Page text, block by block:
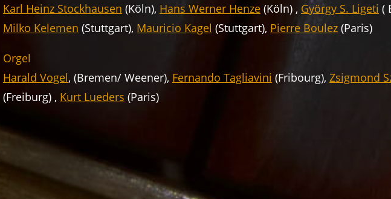
Karl Heinz Stockhausen (Köln), Hans Werner Henze(Köln) , György S. Ligeti (
Milko Kelemen (Stuttgart), Mauricio Kagel (Stuttgart), Pierre Boulez(Paris)
Orgel
Harald Vogel, (Bremen/ Weener), Fernando Tagliavini (Fribourg), Zsigmond
(Freiburg) , Kurt Lueders (Paris)